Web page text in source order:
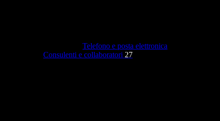
Telefono e posta elettronica
Consulenti e collaboratori 27